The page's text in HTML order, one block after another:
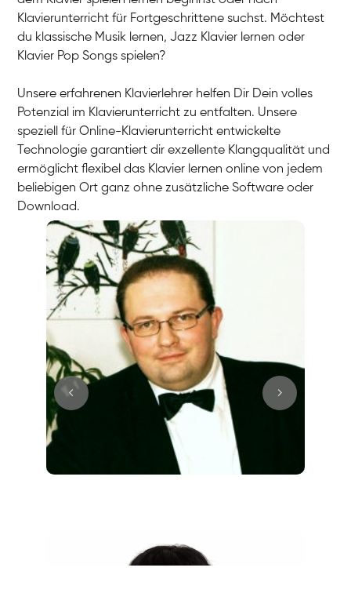
Klavierunterricht für Fortgeschrittene suchst. Möchtest
du klassische Musik lernen, Jazz Klavier lernen oder
Klavier Pop Songs spielen?
Unsere erfahrenen Klavierlehrer helfen Dir Dein volles
Potenzial im Klavierunterricht zu entfalten. Unsere
speziell für Online-Klavierunterricht entwickelte
Technologie garantiert dir exzellente Klangqualität und
ermöglicht flexibel das Klavier lernen online von jedem
beliebigen Ort ganz ohne zusätzliche Software oder
Download.